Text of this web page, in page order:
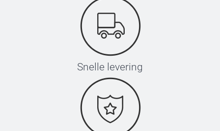
56-58 cm
L-XL
58-60 cm
Snelle levering